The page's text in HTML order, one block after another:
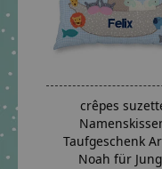
crêpes
Taufgeschenk
Noah für